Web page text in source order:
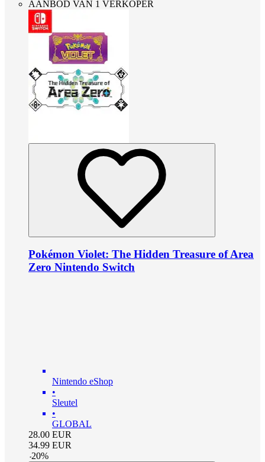
AANBOD VAN 1 VERKOPER
Pokémon Violet: The Hidden Treasure of Area
Zero Nintendo Switch
Nintendo eShop
•
Sleutel
•
GLOBAL
28.00 EUR
34.99 EUR
-20%